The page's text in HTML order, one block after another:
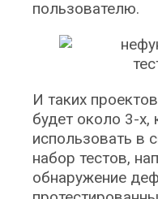
пользователю.
И таких
будет около 3-
использовать в
набор тестов,
обнаружение